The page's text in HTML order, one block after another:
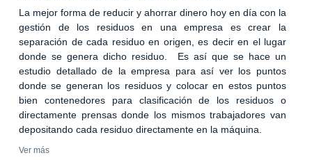
La mejor forma de reducir y ahorrar dinero hoy en día con la
gestión de los residuos en una empresa es crear la
separación de cada residuo en origen, es decir en el lugar
donde se genera dicho residuo. Es así que se hace un
estudio detallado de la empresa para así ver los puntos
donde se generan los residuos y colocar en estos puntos
bien contenedores para clasificación de los residuos o
directamente prensas donde los mismos trabajadores van
depositando cada residuo directamente en la máquina.
Ver más